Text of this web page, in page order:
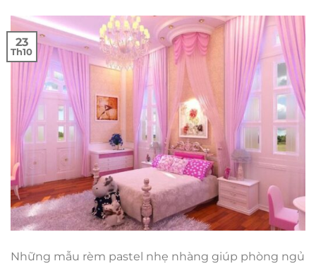
23
Th10
Những mẫu rèm pastel nhẹ nhàng giúp phòng ngủ